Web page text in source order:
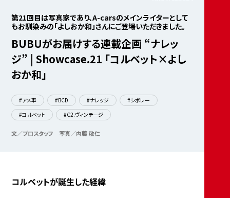
第21回目は写真家であり、A-carsのメインライターとして
もお馴染みの「よしおか和」さんにご登場いただきました。
BUBUがお届けする連載企画 “ナレッ
ジ” | Showcase.21 「コルベット×よし
おか和」
#アメ車 #BCD #ナレッジ
#シボレー
#コルベット
#C2.ヴィンテージ
文／プロスタッフ 写真／内藤 敬仁
コルベットが誕生した経緯